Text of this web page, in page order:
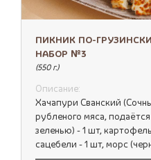
ПИКНИК ПО-ГРУЗИНСКИ
НАБОР №3
(550 г.)
Описание:
Хачапури Сванский
рубленого мяса,
зеленью) - 1 шт,
сацебели - 1 шт, морс